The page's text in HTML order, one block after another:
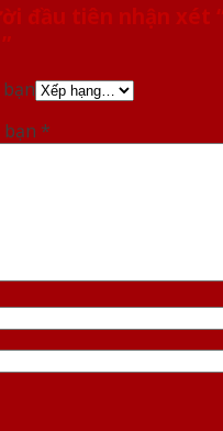
đầu tiên nhận xét
bạn *